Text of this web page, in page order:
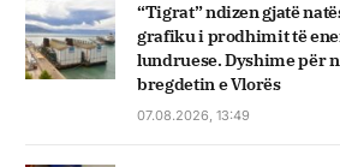
“Tigrat” ndizen gjatë
grafiku i prodhimit të
lundruese. Dyshime për
bregdetin e Vlorës
07.08.2026, 13:49